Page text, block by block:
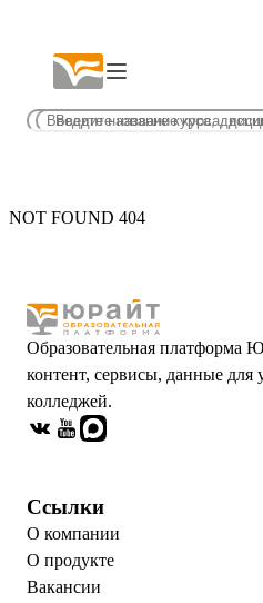
NOT FOUND 404
Образовательная платформа
контент, сервисы, данные для
колледжей.
Ссылки
О компании
О продукте
Вакансии